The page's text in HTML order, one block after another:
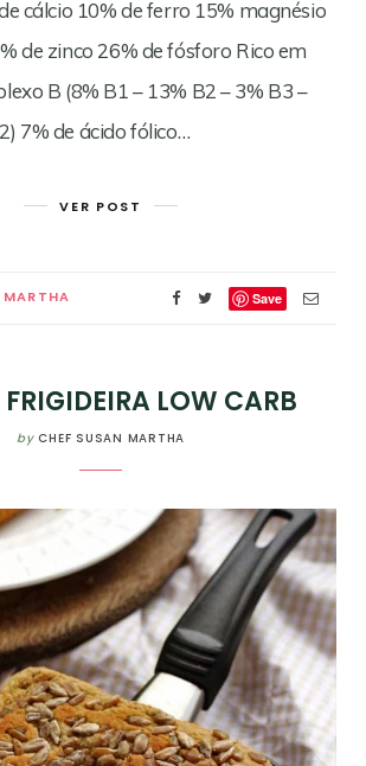
cálcio 10% de ferro 15% magnésio
de zinco 26% de fósforo Rico em
B (8% B1 – 13% B2 – 3% B3 –
7% de ácido fólico…
VER POST
MARTHA Save
FRIGIDEIRA LOW CARB
by CHEF SUSAN MARTHA